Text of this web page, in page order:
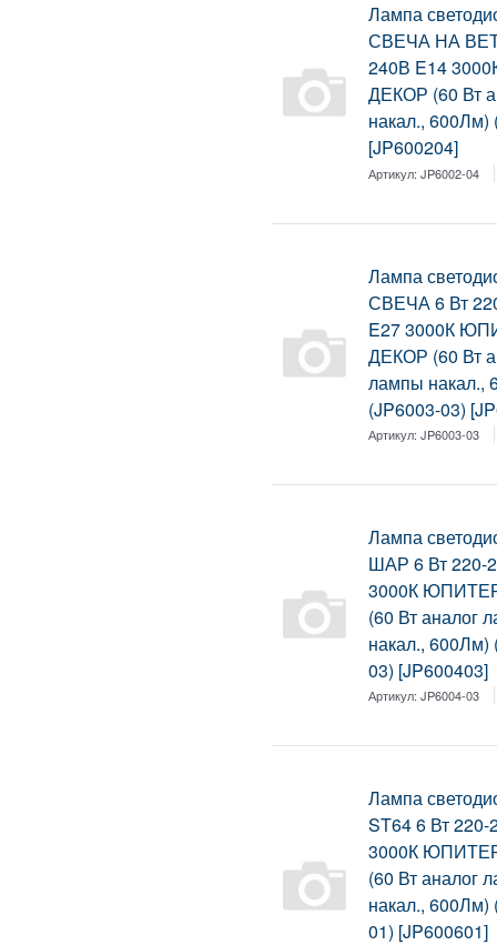
Лампа
СВЕЧА НА
240В E14
ДЕКОР (60 Вт
накал., 600Лм)
[JP600204]
Артикул:JP6002-04
Лампа
СВЕЧА 6 Вт
E27 3000К
ДЕКОР (60 Вт
лампы накал.,
(JP6003-03)
Артикул:JP6003-03
Лампа
ШАР 6 Вт 220-
3000К
(60 Вт аналог
накал., 600Лм)
03) [JP600403]
Артикул:JP6004-03
Лампа
ST64 6 Вт
3000К
(60 Вт аналог
накал., 600Лм)
01) [JP600601]